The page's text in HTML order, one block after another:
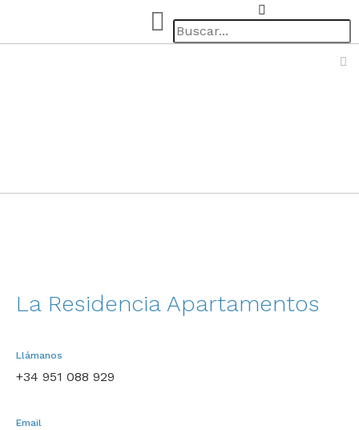
La Residencia Apartamentos
Llámanos
+34 951 088 929
Email